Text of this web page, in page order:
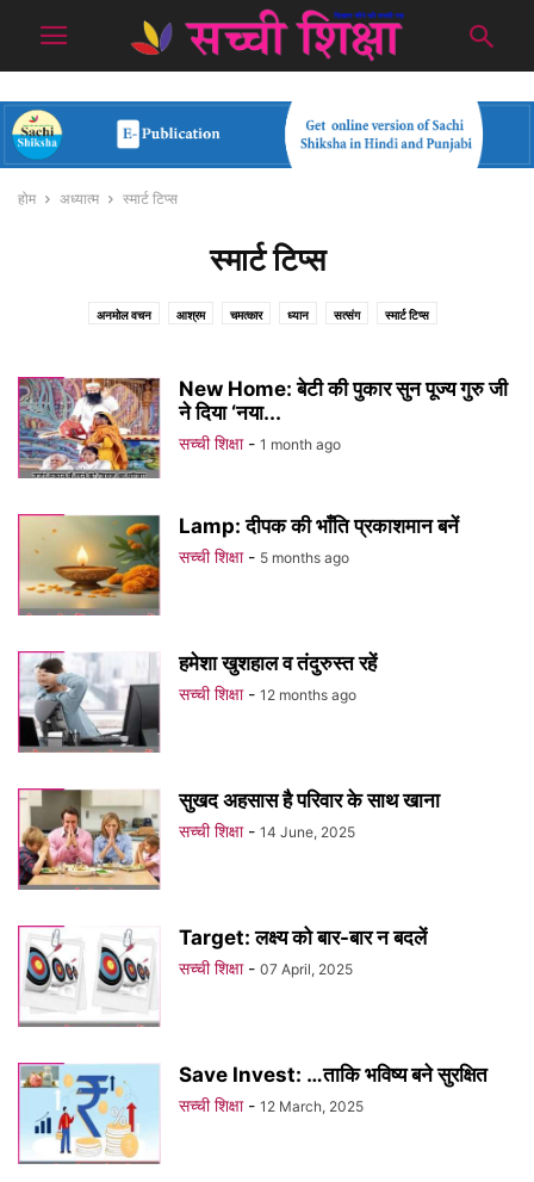
होम अध्यात्म स्मार्ट टिप्स
स्मार्ट टिप्स
अनमोल वचन आश्रम चमत्कार ध्यान सत्संग स्मार्ट टिप्स
New Home: बेटी की पुकार सुन पूज्य गुरु जी
ने दिया ‘नया...
सच्ची शिक्षा - 1 month ago
Lamp: दीपक की भाँति प्रकाशमान बनें
सच्ची शिक्षा - 5 months ago
हमेशा खुशहाल व तंदुरुस्त रहें
सच्ची शिक्षा - 12 months ago
सुखद अहसास है परिवार के साथ खाना
सच्ची शिक्षा - 14 June, 2025
Target: लक्ष्य को बार-बार न बदलें
सच्ची शिक्षा - 07 April, 2025
Save Invest: …ताकि भविष्य बने सुरक्षित
सच्ची शिक्षा - 12 March, 2025